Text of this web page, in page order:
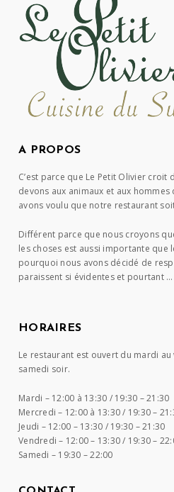
A PROPOS
C’est parce que Le Petit Olivier croit
devons aux animaux et aux hommes
avons voulu que notre restaurant
Différent parce que nous croyons
les choses est aussi importante que
pourquoi nous avons décidé de
paraissent si évidentes et pourtant …
HORAIRES
Le restaurant est ouvert du mardi
samedi soir.
Mardi – 12:00 à 13:30 / 19:30 – 21:30
Mercredi – 12:00 à 13:30 / 19:30 –
Jeudi – 12:00 – 13:30 / 19:30 – 21:30
Vendredi – 12:00 – 13:30 / 19:30 –
Samedi – 19:30 – 22:00